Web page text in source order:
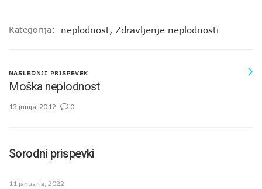
Kategorija: neplodnost, Zdravljenje neplodnosti
NASLEDNJI PRISPEVEK
Moška neplodnost
13 junija, 2012 0
Sorodni prispevki
11 januarja, 2022